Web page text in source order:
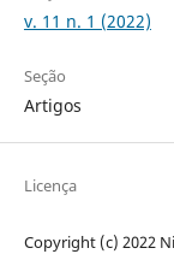
v. 11 n. 1 (2022)
Seção
Artigos
Licença
Copyright (c) 2022